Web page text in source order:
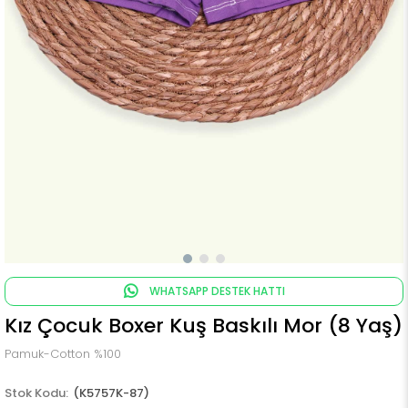
WHATSAPP DESTEK HATTI
Kız Çocuk Boxer Kuş Baskılı Mor (8 Yaş)
Pamuk-Cotton %100
(K5757K-87)